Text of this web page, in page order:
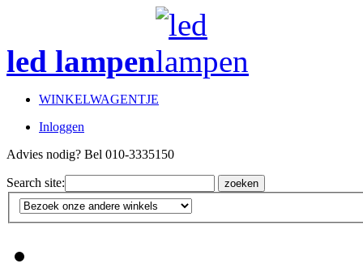
led lampen
WINKELWAGENTJE
Inloggen
Advies nodig? Bel 010-3335150
Search site: zoeken